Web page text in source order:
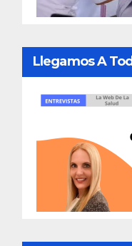
Llegamos A